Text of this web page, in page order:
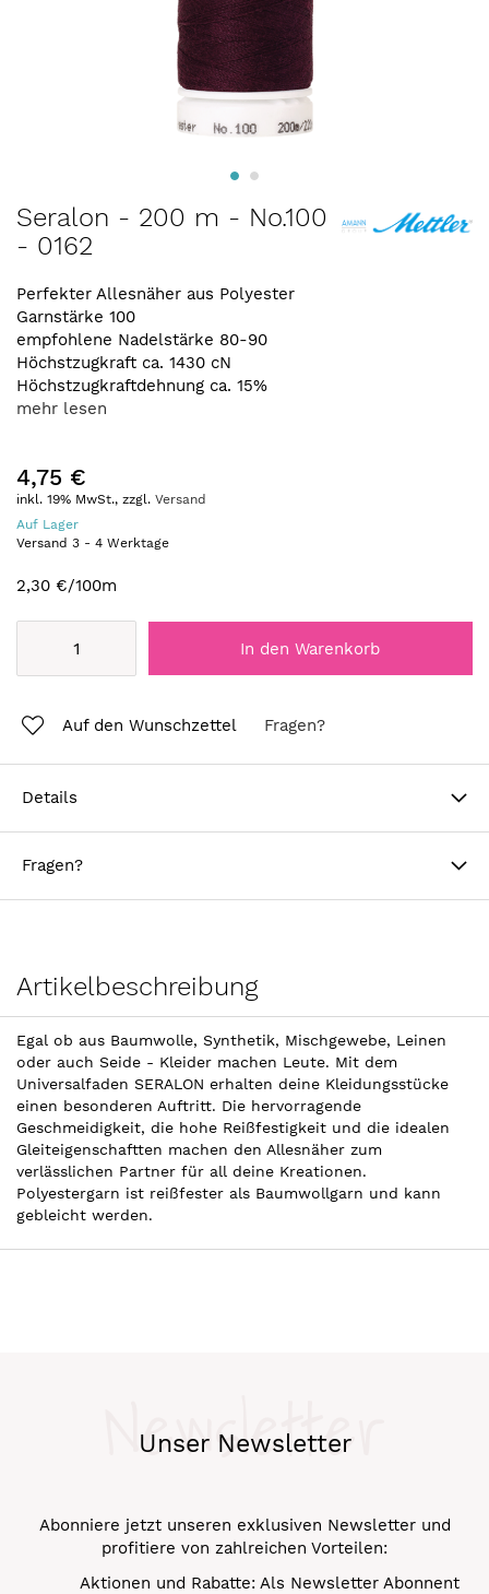
Anfang
der
springen
Seralon - 200 m - No.100
- 0162
Perfekter Allesnäher aus Polyester
Garnstärke 100
empfohlene Nadelstärke 80-90
Höchstzugkraft ca. 1430 cN
Höchstzugkraftdehnung ca. 15%
mehr lesen
4,75 €
inkl. 19% MwSt., zzgl. Versand
Auf Lager
Versand 3 - 4 Werktage
2,30 €/100m
In den Warenkorb
Auf den Wunschzettel Fragen?
Details
Fragen?
Artikelbeschreibung
Egal ob aus Baumwolle, Synthetik, Mischgewebe, Leinen
oder auch Seide - Kleider machen Leute. Mit dem
Universalfaden SERALON erhalten deine Kleidungsstücke
einen besonderen Auftritt. Die hervorragende
Geschmeidigkeit, die hohe Reißfestigkeit und die idealen
Gleiteigenschaftten machen den Allesnäher zum
verlässlichen Partner für all deine Kreationen.
Polyestergarn ist reißfester als Baumwollgarn und kann
gebleicht werden.
Unser Newsletter
Newsletter
Abonniere jetzt unseren exklusiven Newsletter und
profitiere von zahlreichen Vorteilen:
Aktionen und Rabatte: Als Newsletter Abonnent